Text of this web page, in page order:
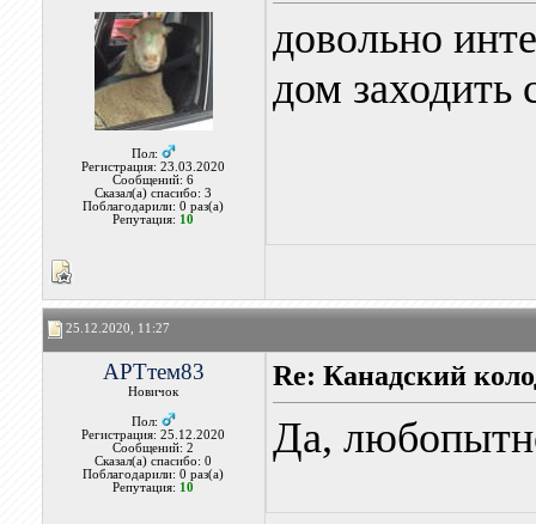
Пол:
Регистрация: 23.03.2020
Сообщений: 6
Сказал(а) спасибо: 3
Поблагодарили: 0 раз(а)
Репутация: 10
довольно
дом заходить
25.12.2020, 11:27
АРТтем83
Новичок
Пол:
Регистрация: 25.12.2020
Сообщений: 2
Сказал(а) спасибо: 0
Поблагодарили: 0 раз(а)
Репутация: 10
Re: Канадский
Да,